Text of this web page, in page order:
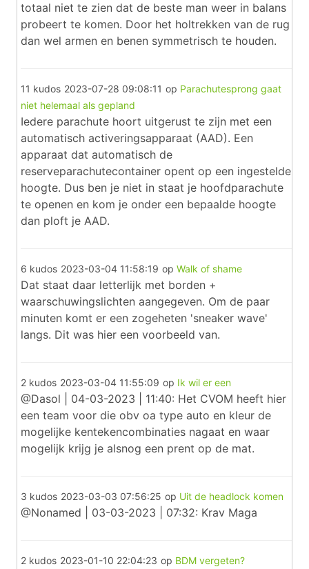
totaal niet te zien dat de beste man weer in balans
probeert te komen. Door het holtrekken van de rug
dan wel armen en benen symmetrisch te houden.
11 kudos 2023-07-28 09:08:11 op Parachutesprong gaat
niet helemaal als gepland
Iedere parachute hoort uitgerust te zijn met een
automatisch activeringsapparaat (AAD). Een
apparaat dat automatisch de
reserveparachutecontainer opent op een ingestelde
hoogte. Dus ben je niet in staat je hoofdparachute
te openen en kom je onder een bepaalde hoogte
dan ploft je AAD.
6 kudos 2023-03-04 11:58:19 op Walk of shame
Dat staat daar letterlijk met borden +
waarschuwingslichten aangegeven. Om de paar
minuten komt er een zogeheten 'sneaker wave'
langs. Dit was hier een voorbeeld van.
2 kudos 2023-03-04 11:55:09 op Ik wil er een
@Dasol | 04-03-2023 | 11:40: Het CVOM heeft hier
een team voor die obv oa type auto en kleur de
mogelijke kentekencombinaties nagaat en waar
mogelijk krijg je alsnog een prent op de mat.
3 kudos 2023-03-03 07:56:25 op Uit de headlock komen
@Nonamed | 03-03-2023 | 07:32: Krav Maga
2 kudos 2023-01-10 22:04:23 op BDM vergeten?